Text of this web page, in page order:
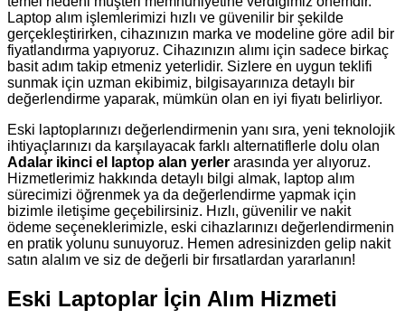
Laptop alım işlemlerimizi hızlı ve güvenilir bir şekilde
gerçekleştirirken, cihazınızın marka ve modeline göre adil bir
fiyatlandırma yapıyoruz. Cihazınızın alımı için sadece birkaç
basit adım takip etmeniz yeterlidir. Sizlere en uygun teklifi
sunmak için uzman ekibimiz, bilgisayarınıza detaylı bir
değerlendirme yaparak, mümkün olan en iyi fiyatı belirliyor.
Eski laptoplarınızı değerlendirmenin yanı sıra, yeni teknolojik
ihtiyaçlarınızı da karşılayacak farklı alternatiflerle dolu olan
Adalar ikinci el laptop alan yerler arasında yer alıyoruz.
Hizmetlerimiz hakkında detaylı bilgi almak, laptop alım
sürecimizi öğrenmek ya da değerlendirme yapmak için
bizimle iletişime geçebilirsiniz. Hızlı, güvenilir ve nakit
ödeme seçeneklerimizle, eski cihazlarınızı değerlendirmenin
en pratik yolunu sunuyoruz. Hemen adresinizden gelip nakit
satın alalım ve siz de değerli bir fırsatlardan yararlanın!
Eski Laptoplar İçin Alım Hizmeti